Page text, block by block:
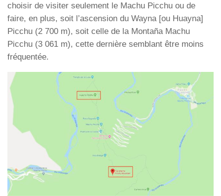
choisir de visiter seulement le Machu Picchu ou de
faire, en plus, soit l’ascension du Wayna [ou Huayna]
Picchu (2 700 m), soit celle de la Montaña Machu
Picchu (3 061 m), cette dernière semblant être moins
fréquentée.